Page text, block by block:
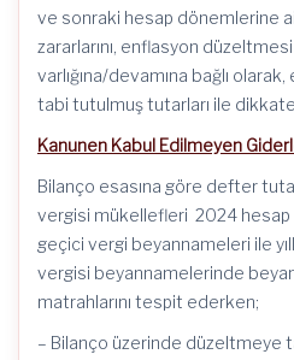
ve sonraki hesap dönemlerine
zararlarını, enflasyon düzeltmesi
varlığına/devamına bağlı
tabi tutulmuş tutarları ile dikkate
Kanunen Kabul Edilmeyen
Bilanço esasına göre defter
vergisi mükellefleri 2024
geçici vergi beyannameleri ile
vergisi beyannamelerinde
matrahlarını tespit ederken;
– Bilanço üzerinde düzeltmeye